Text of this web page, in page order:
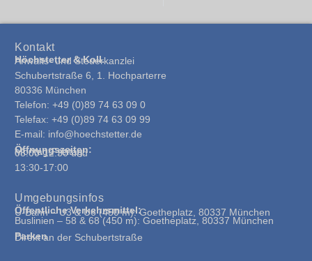
Kontakt
Höchstetter & Koll.
Anwalts- und Steuerkanzlei
Schubertstraße 6, 1. Hochparterre
80336 München
Telefon: +49 (0)89 74 63 09 0
Telefax: +49 (0)89 74 63 09 99
E-mail: info@hoechstetter.de
Öffnungszeiten:
Montag-Freitag:
08:00-12:30 und
13:30-17:00
Umgebungsinfos
Öffentliche Verkehrsmittel:
U-Bahn – U3 & U6 (450 m): Goetheplatz, 80337 München
Buslinien – 58 & 68 (450 m): Goetheplatz, 80337 München
Parken
Direkt an der Schubertstraße